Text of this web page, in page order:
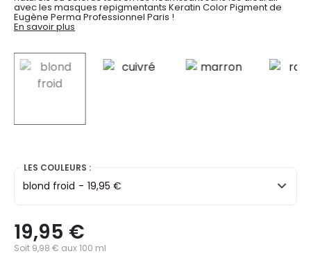
avec les masques repigmentants Keratin Color Pigment de
Eugène Perma Professionnel Paris !
En savoir plus
selected
LES COULEURS :
blond froid - 19,95 €
19,95 €
Soit 9,98 € aux 100 ml